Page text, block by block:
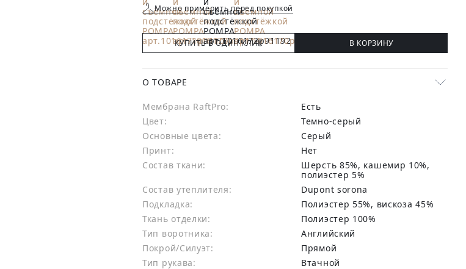
Можно примерить перед покупкой
КУПИТЬ В ОДИН КЛИК В КОРЗИНУ
О ТОВАРЕ
Мембрана RaftPro:
есть
Цвет:
Темно-серый
Основные цвета:
серый
Принт:
Нет
Состав ткани:
шерсть 85%, кашемир 10%,
полиэстер 5%
Состав утеплителя:
Dupont sorona
Подкладка:
Полиэстер 55%, вискоза 45%
Ткань отделки:
Полиэстер 100%
Тип воротника:
Английский
Покрой/Силуэт:
Прямой
Тип рукава:
Втачной